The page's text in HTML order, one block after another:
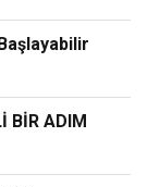
BİR ADIM